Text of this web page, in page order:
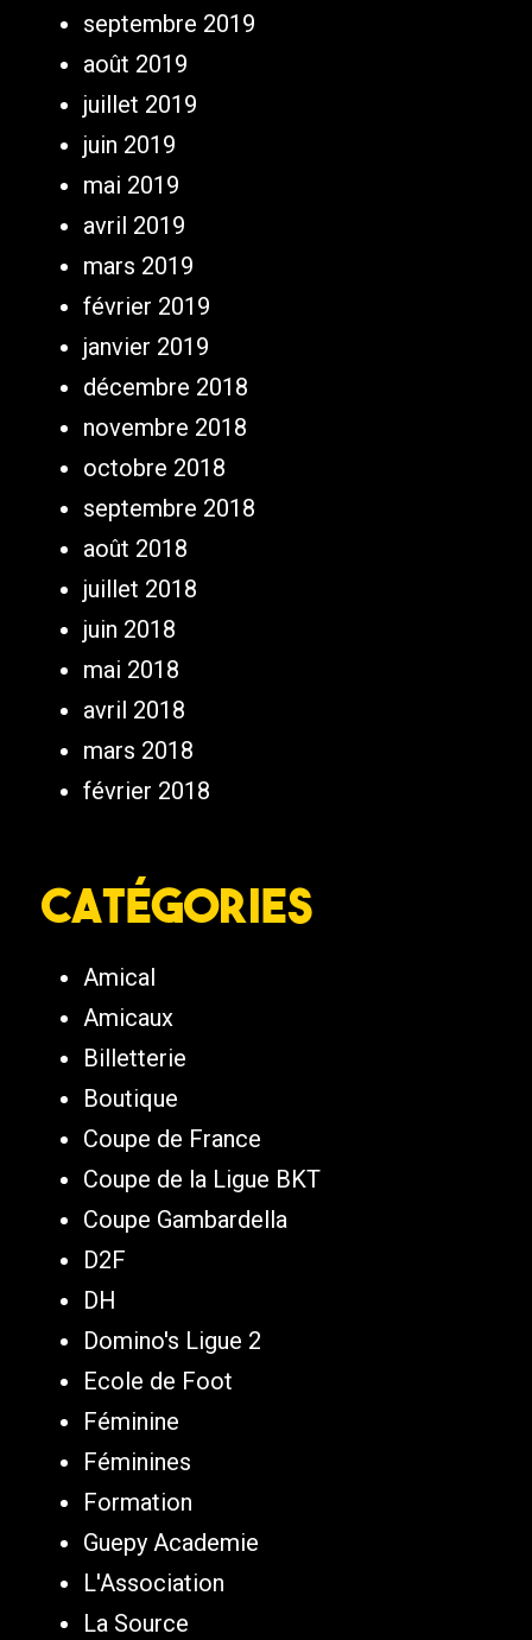
septembre 2019
août 2019
juillet 2019
juin 2019
mai 2019
avril 2019
mars 2019
février 2019
janvier 2019
décembre 2018
novembre 2018
octobre 2018
septembre 2018
août 2018
juillet 2018
juin 2018
mai 2018
avril 2018
mars 2018
février 2018
Catégories
Amical
Amicaux
Billetterie
Boutique
Coupe de France
Coupe de la Ligue BKT
Coupe Gambardella
D2F
DH
Domino's Ligue 2
Ecole de Foot
Féminine
Féminines
Formation
Guepy Academie
L'Association
La Source